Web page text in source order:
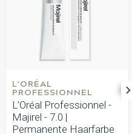
L'ORÉAL
PROFESSIONNEL
L’Oréal Professionnel -
Majirel - 7.0 |
Permanente Haarfarbe